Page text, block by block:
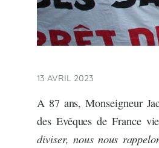
13 AVRIL 2023
A 87 ans, Monseigneur
des Evêques de France
diviser, nous nous